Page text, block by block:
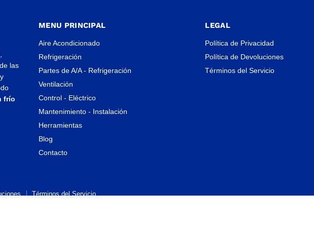
las
frío
MENU PRINCIPAL
Aire Acondicionado
Refrigeración
Partes de A/A - Refrigeración
Ventilación
Control - Eléctrico
Mantenimiento - Instalación
Herramientas
Blog
Contacto
LEGAL
Política de Privacidad
Política de Devoluciones
Términos del Servicio
Términos del Servicio